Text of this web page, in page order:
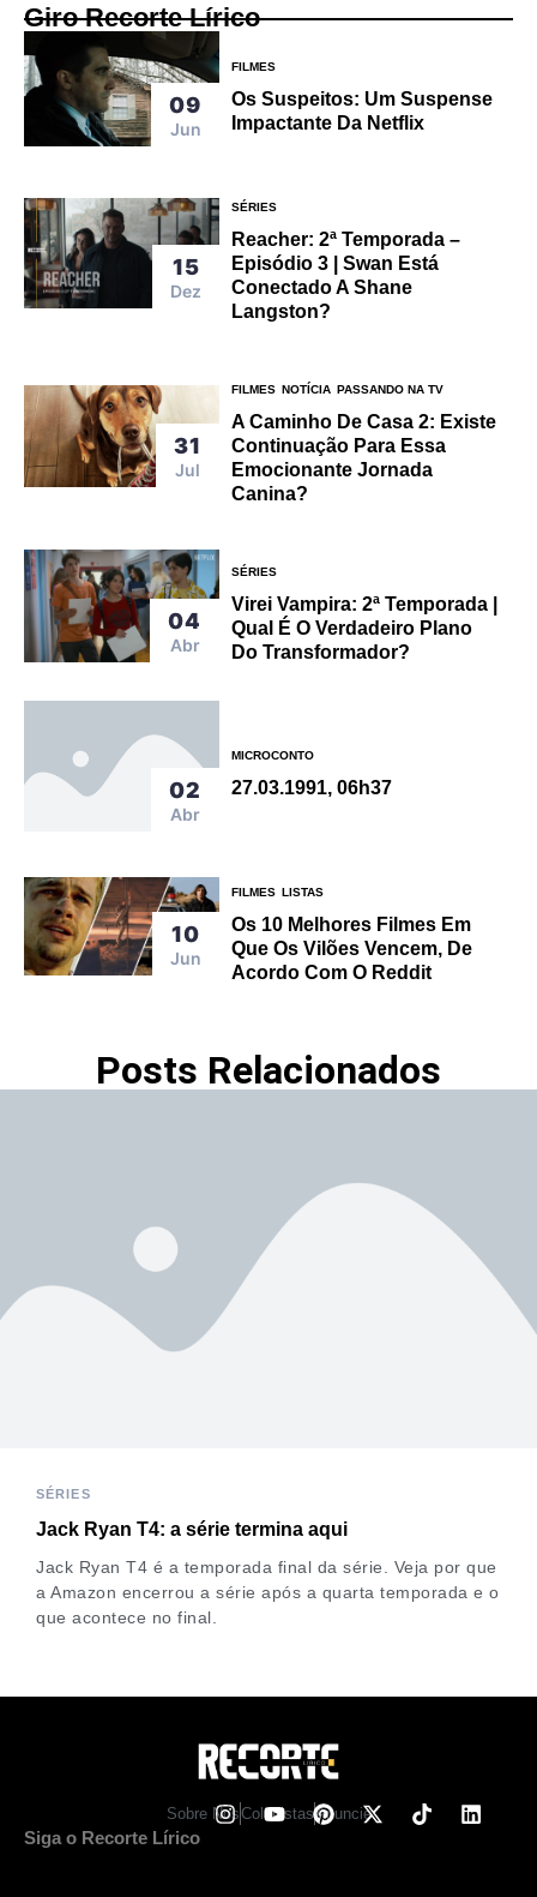
Giro Recorte Lírico
09
Jun
FILMES
Os Suspeitos: Um Suspense
Impactante Da Netflix
15
Dez
SÉRIES
Reacher: 2ª Temporada –
Episódio 3 | Swan Está
Conectado A Shane
Langston?
31
Jul
FILMES NOTÍCIA PASSANDO NA TV
A Caminho De Casa 2: Existe
Continuação Para Essa
Emocionante Jornada
Canina?
04
Abr
SÉRIES
Virei Vampira: 2ª Temporada |
Qual É O Verdadeiro Plano
Do Transformador?
02
Abr
MICROCONTO
27.03.1991, 06h37
10
Jun
FILMES LISTAS
Os 10 Melhores Filmes Em
Que Os Vilões Vencem, De
Acordo Com O Reddit
Posts Relacionados
SÉRIES
Jack Ryan T4: a série termina aqui
Jack Ryan T4 é a temporada final da série. Veja por que
a Amazon encerrou a série após a quarta temporada e o
que acontece no final.
Sobre NosColunistasAnuncie
Siga o Recorte Lírico